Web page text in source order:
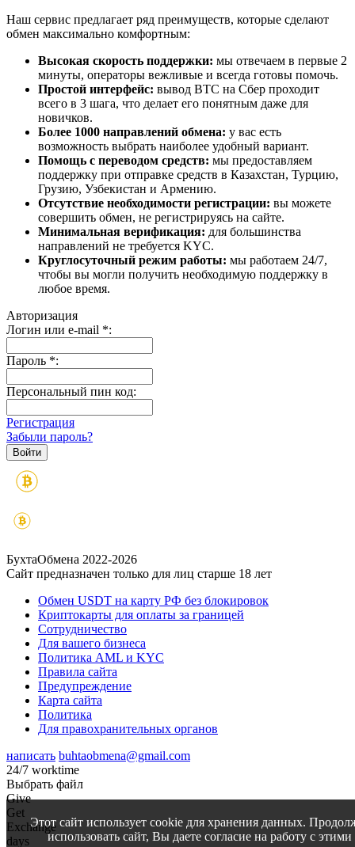
Наш сервис предлагает ряд преимуществ, которые сделают
обмен максимально комфортным:
Высокая скорость поддержки: мы отвечаем в первые 2
минуты, операторы вежливые и всегда готовы помочь.
Простой интерфейс: вывод BTC на Сбер проходит
всего в 3 шага, что делает его понятным даже для
новичков.
Более 1000 направлений обмена: у вас есть
возможность выбрать наиболее удобный вариант.
Помощь с переводом средств: мы предоставляем
поддержку при отправке средств в Казахстан, Турцию,
Грузию, Узбекистан и Армению.
Отсутствие необходимости регистрации: вы можете
совершить обмен, не регистрируясь на сайте.
Минимальная верификация: для большинства
направлений не требуется KYC.
Круглосуточный режим работы: мы работаем 24/7,
чтобы вы могли получить необходимую поддержку в
любое время.
Авторизация
Логин или e-mail *:
Пароль *:
Персональный пин код:
Регистрация
Забыли пароль?
БухтаОбмена 2022-2026
Сайт предназначен только для лиц старше 18 лет
Обмен USDT на карту РФ без блокировок
Криптокарты для оплаты за границей
Сотрудничество
Для вашего бизнеса
Политика AML и KYC
Правила сайта
Предупреждение
Карта сайта
Политика
Для правохранительных органов
написать buhtaobmena@gmail.com
24/7 worktime
Выбрать файл
Give
Get
Exchange
days
Этот сайт использует cookie для хранения данных.
использовать сайт, Вы даете согласие на работу с этими